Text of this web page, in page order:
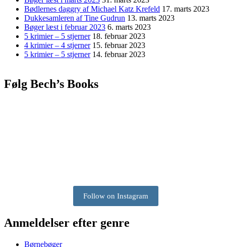
Bødlernes daggry af Michael Katz Krefeld 17. marts 2023
Dukkesamleren af Tine Gudrun 13. marts 2023
Bøger læst i februar 2023 6. marts 2023
5 krimier – 5 stjerner 18. februar 2023
4 krimier – 4 stjerner 15. februar 2023
5 krimier – 5 stjerner 14. februar 2023
Følg Bech’s Books
Follow on Instagram
Anmeldelser efter genre
Børnebøger